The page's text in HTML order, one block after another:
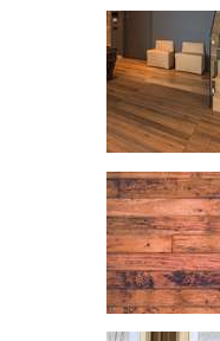
Entrepreneurs Généraux
De Solutions Expert SSS